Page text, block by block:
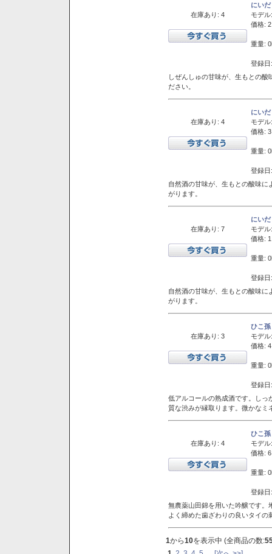
在庫あり: 4
にい
モデル:
価格:
重量:
登録
しぜんしゅの甘味が、生もとの
ださい。
在庫あり: 4
にい
モデル:
価格:
重量:
登録
自然酒の甘味が、生もとの酸味
がります。
在庫あり: 7
にい
モデル:
価格:
重量:
登録
自然酒の甘味が、生もとの酸味
がります。
在庫あり: 3
ひこ
モデル:
価格:
重量:
登録
低アルコールの熟成酒です。しっ
質な渋みが縁取ります。微かなミ
在庫あり: 4
ひこ
モデル:
価格:
重量:
登録
無農薬山田錦を用いた吟醸です
よく締めた歯ざわりの良いタイ
1から10を表示中 (全商品の数: